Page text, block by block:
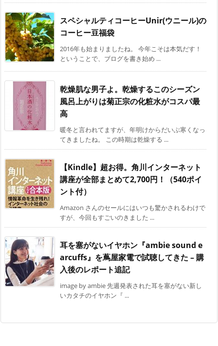
スペシャルティコーヒーUnir(ウニール)の
コーヒー豆福袋
2016年も始まりましたね。 今年こそは本気だす！
ということで、ブログを書き始め ...
乾燥肌な男子よ。乾燥するこのシーズン
風呂上がりは菊正宗の化粧水がコスパ最
高
暖冬と言われてますが、年明けからだいぶ寒くなっ
てきましたね。 この時期は乾燥する ...
【Kindle】超お得。角川インターネット
講座が全部まとめて2,700円！（540ポイ
ント付）
Amazon さんのセールにはいつも驚かされるわけで
すが、今回もすごいのきました ...
耳を塞がないイヤホン『ambie sound e
arcuffs』を蔦屋家電で試聴してきた – 購
入後のレポート追記
image by ambie 先週発表された耳を塞がない新し
いカタチのイヤホン『 ...